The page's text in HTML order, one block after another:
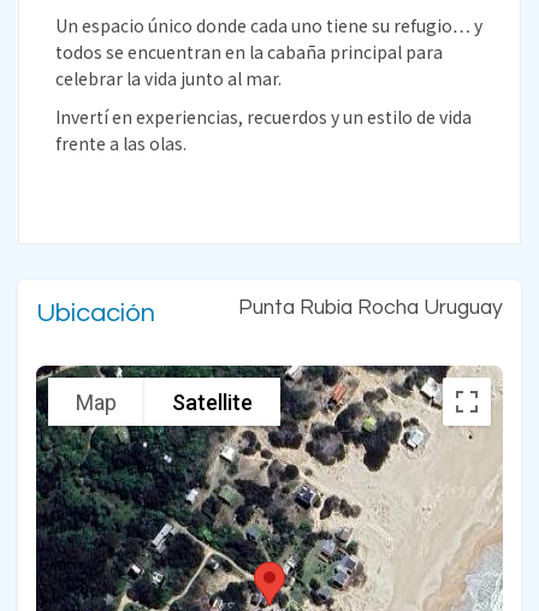
Un espacio único donde cada uno tiene su refugio… y
todos se encuentran en la cabaña principal para
celebrar la vida junto al mar.
Invertí en experiencias, recuerdos y un estilo de vida
frente a las olas.
Ubicación Punta Rubia Rocha Uruguay
Map Satellite